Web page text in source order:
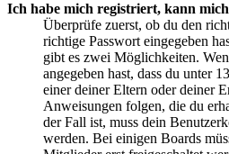
Ich habe mich registriert, kann
Überprüfe zuerst, ob du den
richtige Passwort eingegeben
gibt es zwei Möglichkeiten.
angegeben hast, dass du unter
einer deiner Eltern oder deiner
Anweisungen folgen, die du
der Fall ist, muss dein
werden. Bei einigen Boards